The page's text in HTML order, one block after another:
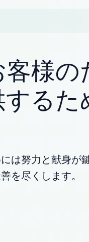
様の
るた
は努力と献身が
を尽くします。